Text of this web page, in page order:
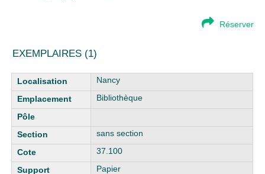
Réserver
EXEMPLAIRES (1)
Liste des exemplaires
Nancy
Bibliothèque
sans section
37.100
Papier